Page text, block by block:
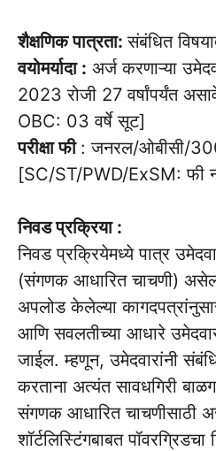
शैक्षणिक पात्रता:संबंधित
वयोमर्यादा : अर्ज करणाऱ्या
2023 रोजी 27 वर्षांपर्यंत
OBC: 03 वर्षे सूट]
परीक्षा फी : जनरल/ओबीसी/
[SC/ST/PWD/ExSM: फी
निवड प्रक्रिया :
निवड प्रक्रियेमध्ये पात्र
(संगणक आधारित चाचणी)
अपलोड केलेल्या
आणि सवलतीच्या आधारे
जाईल. म्हणून, उमेदवारांनी
करताना अत्यंत सावधगिरी
संगणक आधारित चाचणीसाठी
शॉर्टलिस्टिंगबाबत